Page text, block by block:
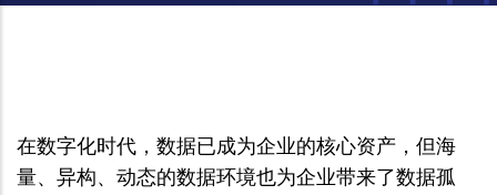
在数字化时代，数据已成为企业的核心资产，但海
量、异构、动态的数据环境也为企业带来了数据孤